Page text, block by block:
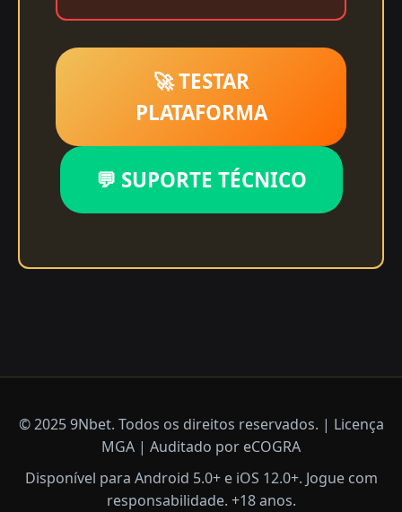
🚀 TESTAR
PLATAFORMA
💬 SUPORTE TÉCNICO
© 2025 9Nbet. Todos os direitos reservados. | Licença
MGA | Auditado por eCOGRA
Disponível para Android 5.0+ e iOS 12.0+. Jogue com
responsabilidade. +18 anos.